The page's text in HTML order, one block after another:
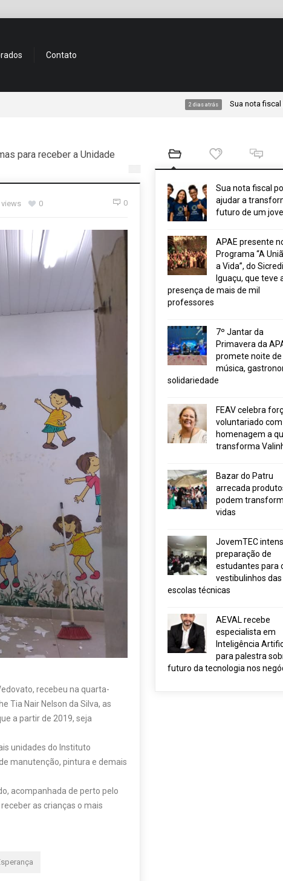
Contato
Sua nota fiscal pode
para receber a Unidade
views 0 0
recebeu na quarta-
Tia Nair Nelson da Silva, as
a partir de 2019, seja
unidades do Instituto
manutenção, pintura e demais
acompanhada de perto pelo
as crianças o mais
Sua nota fiscal
ajudar a
futuro de um
APAE presente
Programa “A
a Vida”, do Sicredi
Iguaçu, que teve
presença de mais de mil
professores
7º Jantar da
Primavera da
promete noite de
música,
solidariedade
FEAV celebra
voluntariado com
homenagem a
transforma
Bazar do Patru
arrecada
podem
vidas
JovemTEC
preparação de
estudantes para
vestibulinhos das
escolas técnicas
AEVAL recebe
especialista em
Inteligência
para palestra
futuro da tecnologia nos